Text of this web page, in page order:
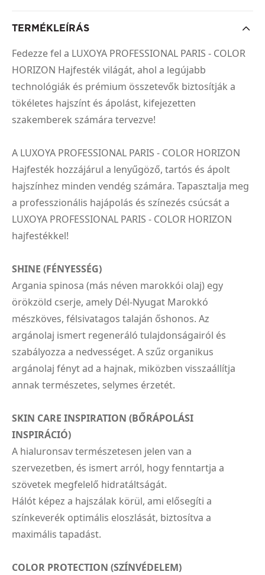
TERMÉKLEÍRÁS
Fedezze fel a LUXOYA PROFESSIONAL PARIS - COLOR
HORIZON Hajfesték világát, ahol a legújabb
technológiák és prémium összetevők biztosítják a
tökéletes hajszínt és ápolást, kifejezetten
szakemberek számára tervezve!
A LUXOYA PROFESSIONAL PARIS - COLOR HORIZON
Hajfesték hozzájárul a lenyűgöző, tartós és ápolt
hajszínhez minden vendég számára. Tapasztalja meg
a professzionális hajápolás és színezés csúcsát a
LUXOYA PROFESSIONAL PARIS - COLOR HORIZON
hajfestékkel!
SHINE (FÉNYESSÉG)
Argania spinosa (más néven marokkói olaj) egy
örökzöld cserje, amely Dél-Nyugat Marokkó
mészköves, félsivatagos talaján őshonos. Az
argánolaj ismert regeneráló tulajdonságairól és
szabályozza a nedvességet. A szűz organikus
argánolaj fényt ad a hajnak, miközben visszaállítja
annak természetes, selymes érzetét.
SKIN CARE INSPIRATION (BŐRÁPOLÁSI
INSPIRÁCIÓ)
A hialuronsav természetesen jelen van a
szervezetben, és ismert arról, hogy fenntartja a
szövetek megfelelő hidratáltságát.
Hálót képez a hajszálak körül, ami elősegíti a
színkeverék optimális eloszlását, biztosítva a
maximális tapadást.
COLOR PROTECTION (SZÍNVÉDELEM)